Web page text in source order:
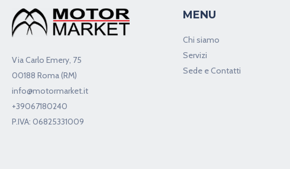
Via Carlo Emery, 75
00188 Roma (RM)
info@motormarket.it
+39067180240
P.IVA: 06825331009
MENU
Chi siamo
Servizi
Sede e Contatti